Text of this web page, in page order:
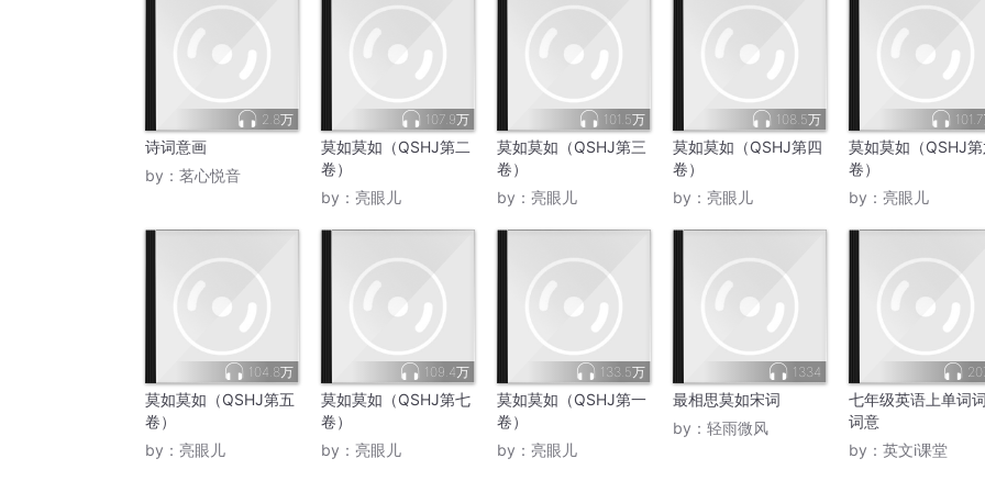
2.8万
诗词意画
by： 茗心悦音
107.9万
莫如莫如（QSHJ第二
卷）
by： 亮眼儿
101.5万
莫如莫如（QSHJ第三
卷）
by： 亮眼儿
108.5万
莫如莫如（QSHJ第四
卷）
by： 亮眼儿
莫如莫如（QSHJ
卷）
by： 亮眼儿
104.8万
莫如莫如（QSHJ第五
卷）
by： 亮眼儿
109.4万
莫如莫如（QSHJ第七
卷）
by： 亮眼儿
133.5万
莫如莫如（QSHJ第一
卷）
by： 亮眼儿
1334
最相思莫如宋词
by： 轻雨微风
七年级英语上单词
词意
by： 英文i课堂